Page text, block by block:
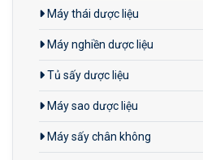
Máy thái dược liệu
Máy nghiền dược liệu
Tủ sấy dược liệu
Máy sao dược liệu
Máy sấy chân không